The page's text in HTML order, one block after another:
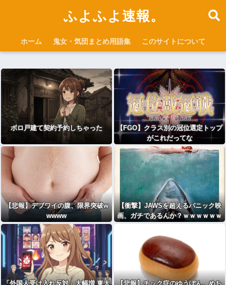
ふよふよ速報。
ホーム 鬼女・気団まとめ用語集 このサイトについて
ボロ戸建て契約予約しちゃった
【FGO】クラス別の冠位選定トップ
がこれだってな
【悲報】デブワイの腹、限界突破w
wwww
【衝撃】JAWSを超えるパニック映
画、ガチであるんか？ｗｗｗｗｗｗ
「外国人受け入れ反対」大幅増 東大
【悲報】チック症のゆうぽん、めち